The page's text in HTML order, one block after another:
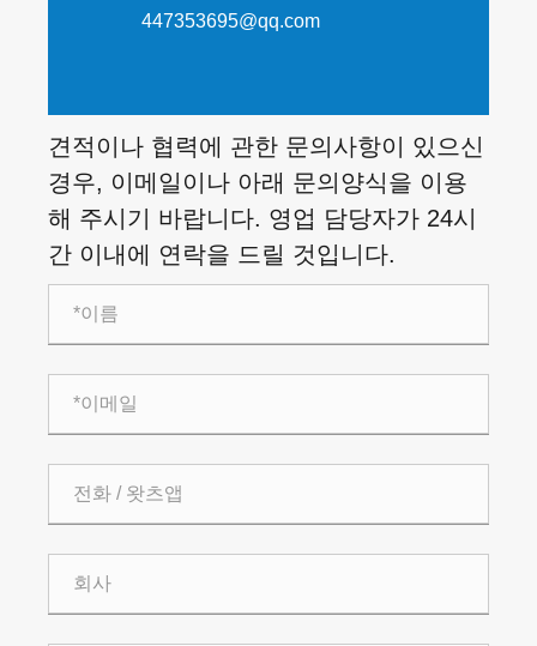
447353695@qq.com
견적이나 협력에 관한 문의사항이 있으신
경우, 이메일이나 아래 문의양식을 이용
해 주시기 바랍니다. 영업 담당자가 24시
간 이내에 연락을 드릴 것입니다.